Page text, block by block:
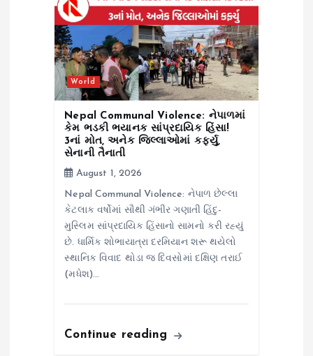
World
Nepal Communal Violence: નેપાળમાં
કેમ ભડકી ભયાનક સાંપ્રદાયિક હિંસા!
3નાં મોત, અનેક જિલ્લાઓમાં કર્ફ્યુ,
સેનાની તૈનાતી
August 1, 2026
Nepal Communal Violence: નેપાળ છેલ્લા
કેટલાક વર્ષોમાં સૌથી ગંભીર ગણાતી હિંદુ-
મુસ્લિમ સાંપ્રદાયિક હિંસાનો સામનો કરી રહ્યું
છે. ધાર્મિક શોભાયાત્રા દરમિયાન શરૂ થયેલો
સ્થાનિક વિવાદ થોડા જ દિવસોમાં દક્ષિણ તરાઈ
(મધેશ)…
Continue reading